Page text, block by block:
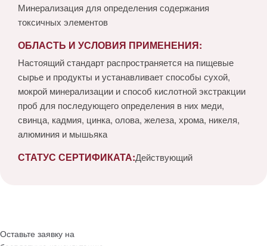
Минерализация для определения содержания
токсичных элементов
ОБЛАСТЬ И УСЛОВИЯ ПРИМЕНЕНИЯ:
Настоящий стандарт распространяется на пищевые
сырье и продукты и устанавливает способы сухой,
мокрой минерализации и способ кислотной экстракции
проб для последующего определения в них меди,
свинца, кадмия, цинка, олова, железа, хрома, никеля,
алюминия и мышьяка
СТАТУС СЕРТИФИКАТА:Действующий
Оставьте заявку на